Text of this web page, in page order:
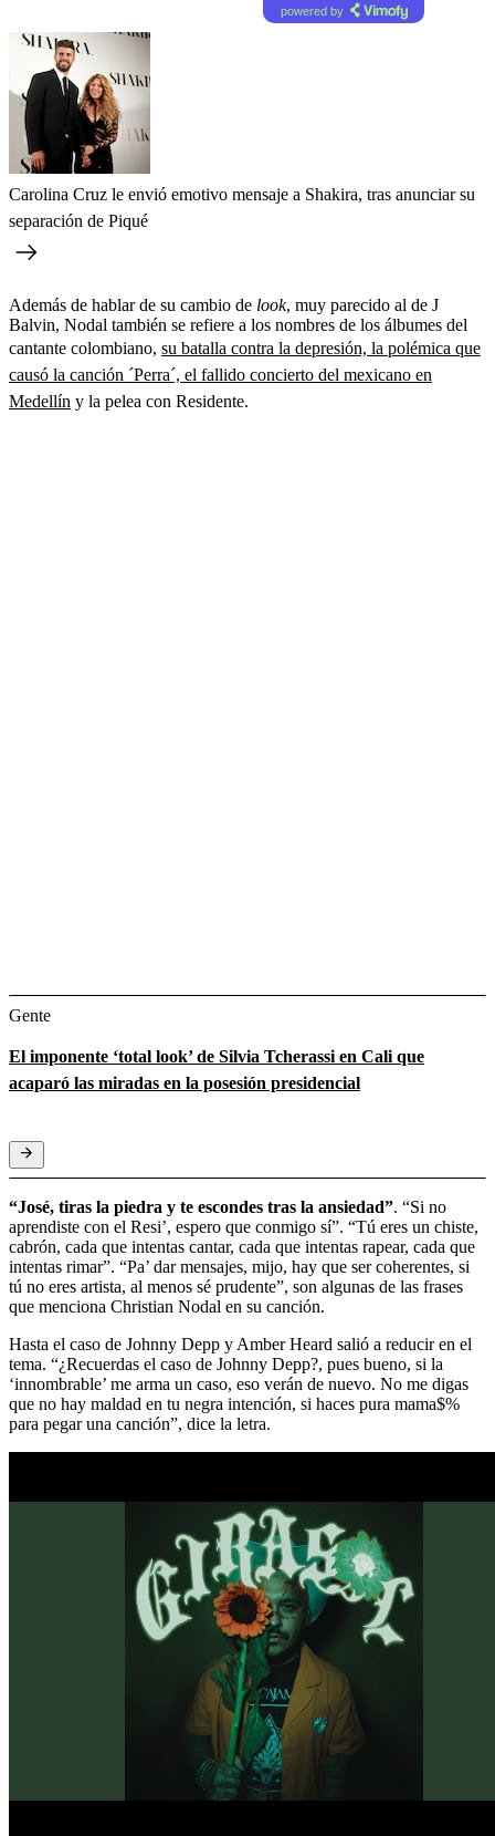
powered by
Carolina Cruz le envió emotivo mensaje a Shakira, tras anunciar su
separación de Piqué
Además de hablar de su cambio de look, muy parecido al de J
Balvin, Nodal también se refiere a los nombres de los álbumes del
cantante colombiano, su batalla contra la depresión, la polémica que
causó la canción ´Perra´, el fallido concierto del mexicano en
Medellín y la pelea con Residente.
Gente
El imponente ‘total look’ de Silvia Tcherassi en Cali que
acaparó las miradas en la posesión presidencial
“José, tiras la piedra y te escondes tras la ansiedad”. “Si no
aprendiste con el Resi’, espero que conmigo sí”. “Tú eres un chiste,
cabrón, cada que intentas cantar, cada que intentas rapear, cada que
intentas rimar”. “Pa’ dar mensajes, mijo, hay que ser coherentes, si
tú no eres artista, al menos sé prudente”, son algunas de las frases
que menciona Christian Nodal en su canción.
Hasta el caso de Johnny Depp y Amber Heard salió a reducir en el
tema. “¿Recuerdas el caso de Johnny Depp?, pues bueno, si la
‘innombrable’ me arma un caso, eso verán de nuevo. No me digas
que no hay maldad en tu negra intención, si haces pura mama$%
para pegar una canción”, dice la letra.